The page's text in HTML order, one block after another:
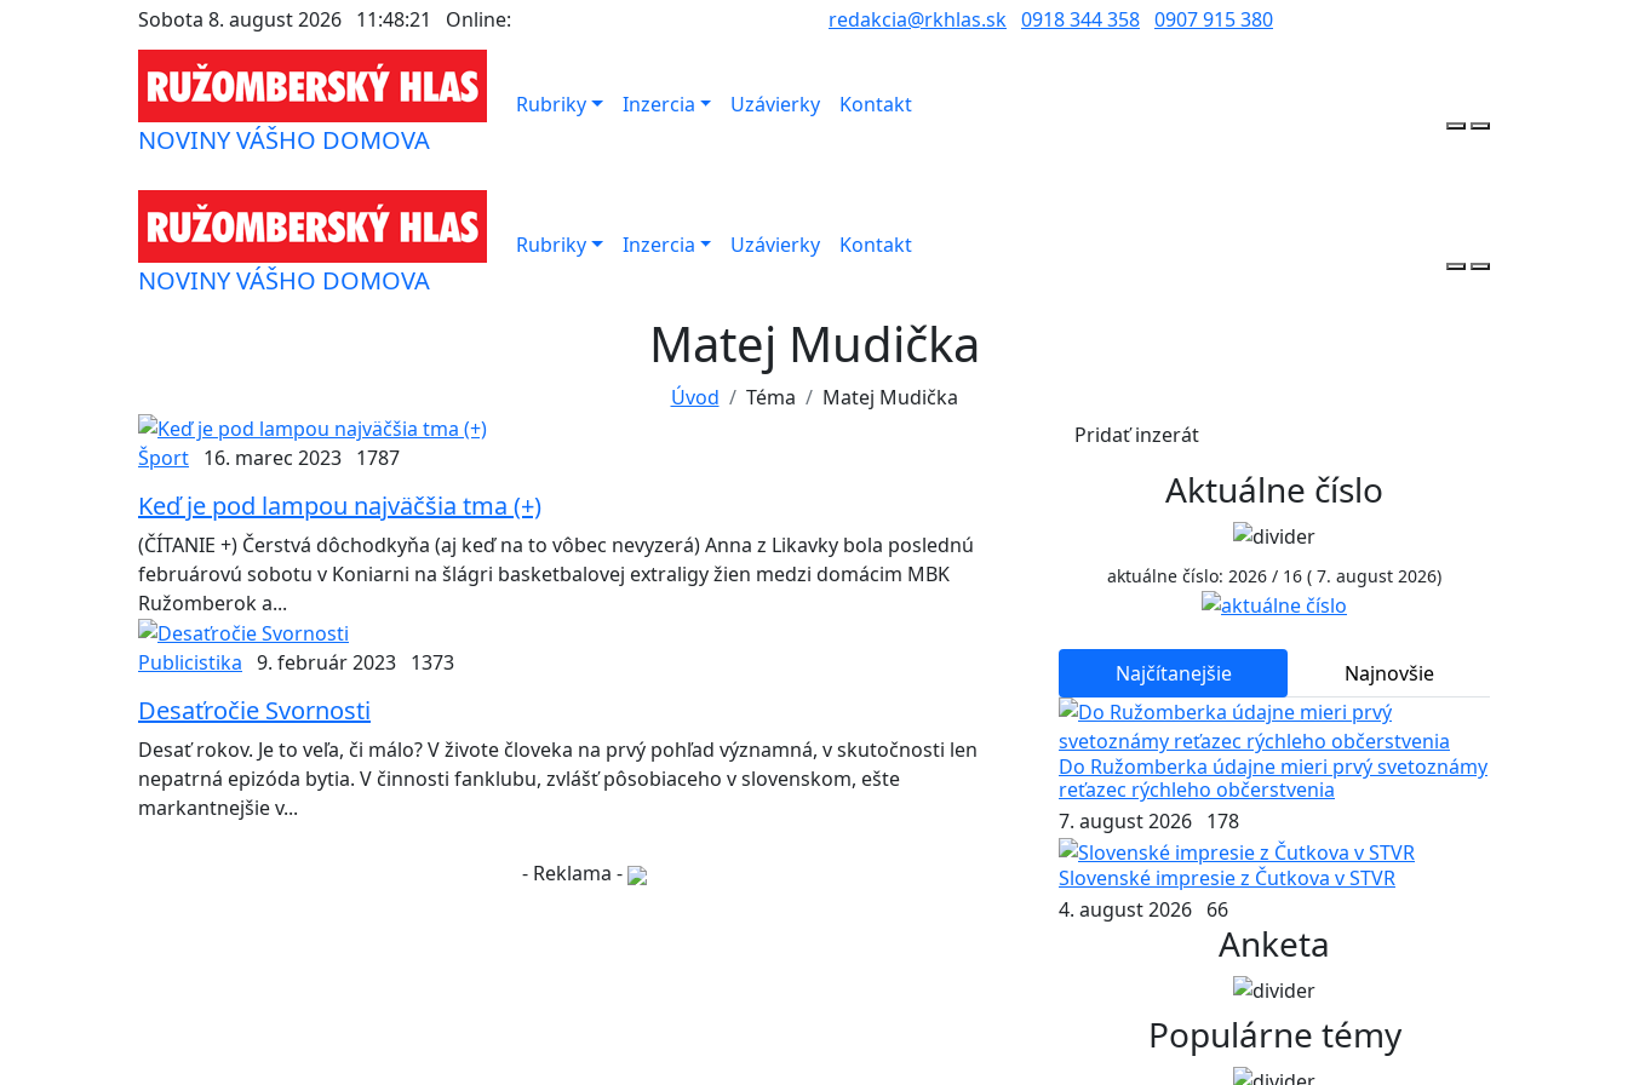
Sobota 8. august 2026 11:48:22 Online: redakcia@rkhlas.sk 0918 344 358 0907 915 380
NOVINY VÁŠHO DOMOVA
Rubriky Inzercia Uzávierky Kontakt
NOVINY VÁŠHO DOMOVA
Rubriky Inzercia Uzávierky Kontakt
Matej Mudička
Úvod Téma Matej Mudička
Šport 16. marec 2023 1787
Keď je pod lampou najväčšia tma (+)
(ČÍTANIE +) Čerstvá dôchodkyňa (aj keď na to vôbec nevyzerá) Anna z Likavky bola poslednú
februárovú sobotu v Koniarni na šlágri basketbalovej extraligy žien medzi domácim MBK
Ružomberok a...
Publicistika 9. február 2023 1373
Desaťročie Svornosti
Desať rokov. Je to veľa, či málo? V živote človeka na prvý pohľad významná, v skutočnosti len
nepatrná epizóda bytia. V činnosti fanklubu, zvlášť pôsobiaceho v slovenskom, ešte
markantnejšie v...
- Reklama -
Pridať inzerát
Aktuálne číslo
aktuálne číslo: 2026 / 16 ( 7. august 2026)
Najčítanejšie Najnovšie
Do Ružomberka údajne mieri prvý svetoznámy
reťazec rýchleho občerstvenia
7. august 2026 178
Slovenské impresie z Čutkova v STVR
4. august 2026 66
Anketa
Populárne témy